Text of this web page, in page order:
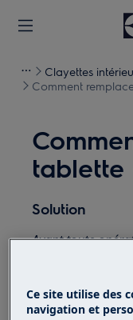
Clayettes
Comment
tablette
Solution
Avant toute
l'appareil et
Faites toujours
appareils, pour
Ce site utilise des
navigation et